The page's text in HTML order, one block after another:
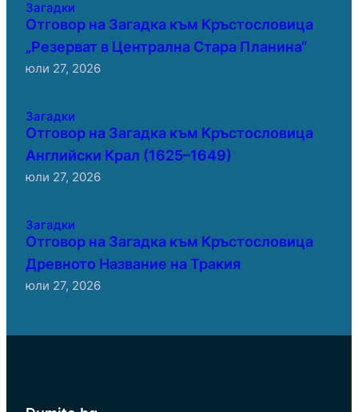
Загадки
Отговор на Загадка към Кръстословица
„Резерват в Централна Стара Планина“
юли 27, 2026
Загадки
Отговор на Загадка към Кръстословица
Английски Крал (1625–1649)
юли 27, 2026
Загадки
Отговор на Загадка към Кръстословица
Древното Название на Тракия
юли 27, 2026